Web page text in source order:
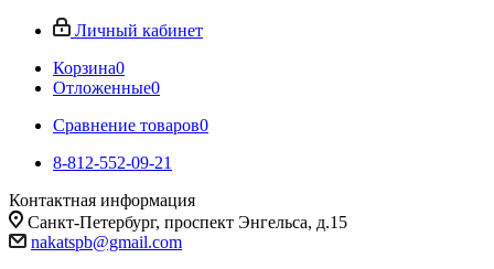
Личный кабинет
Корзина0
Отложенные0
Сравнение товаров0
8-812-552-09-21
Контактная информация
Санкт-Петербург, проспект Энгельса, д.15
nakatspb@gmail.com